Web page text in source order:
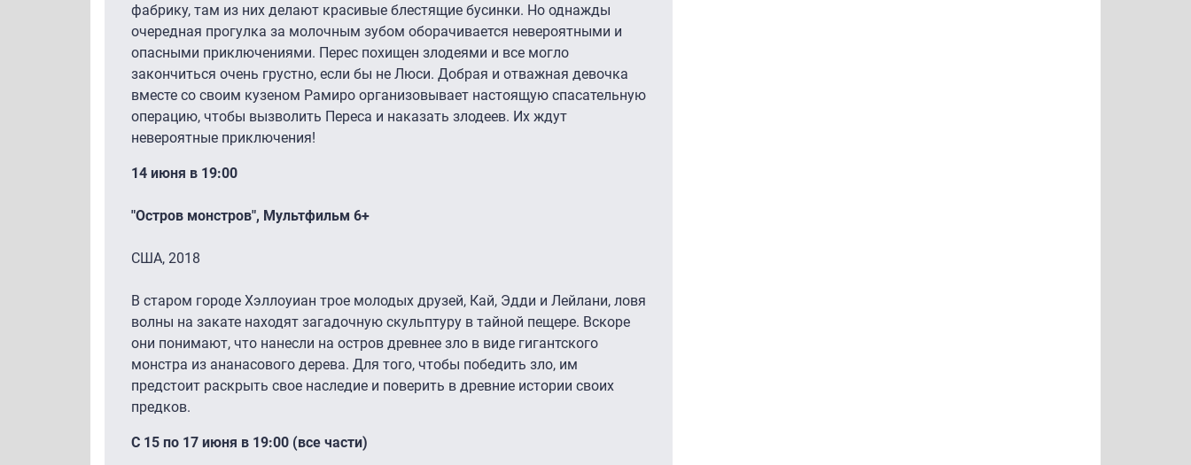
фабрику, там из них делают красивые блестящие бусинки. Но однажды
очередная прогулка за молочным зубом оборачивается невероятными и
опасными приключениями. Перес похищен злодеями и все могло
закончиться очень грустно, если бы не Люси. Добрая и отважная девочка
вместе со своим кузеном Рамиро организовывает настоящую спасательную
операцию, чтобы вызволить Переса и наказать злодеев. Их ждут
невероятные приключения!
14 июня в 19:00
"Остров монстров", Мультфильм 6+
США, 2018
В старом городе Хэллоуиан трое молодых друзей, Кай, Эдди и Лейлани, ловя
волны на закате находят загадочную скульптуру в тайной пещере. Вскоре
они понимают, что нанесли на остров древнее зло в виде гигантского
монстра из ананасового дерева. Для того, чтобы победить зло, им
предстоит раскрыть свое наследие и поверить в древние истории своих
предков.
С 15 по 17 июня в 19:00 (все части)